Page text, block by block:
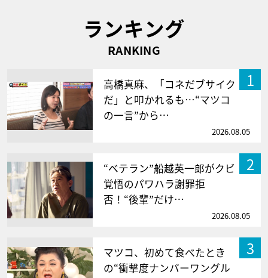
ランキング
RANKING
1
高橋真麻、「コネだブサイク
だ」と叩かれるも…“マツコ
の一言”から…
2026.08.05
2
“ベテラン”船越英一郎がクビ
覚悟のパワハラ謝罪拒
否！“後輩”だけ…
2026.08.05
3
マツコ、初めて食べたとき
の“衝撃度ナンバーワングル